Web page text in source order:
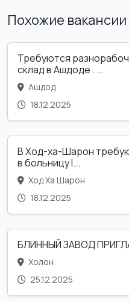
Похожие
Требуются
склад в Ашдоде . ...
Ашдод
18.12.2025
В Ход-ха-Шарон
в больницу l...
Ход Ха Шарон
18.12.2025
БЛИННЫЙ ЗАВОД
Холон
25.12.2025